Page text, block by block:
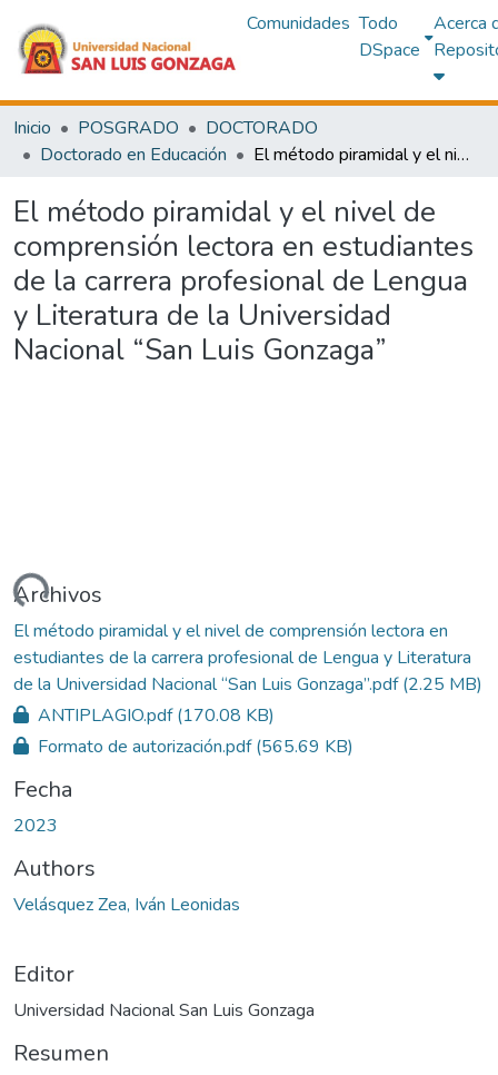
Comunidades Todo
DSpace
Acerca
Inicio POSGRADO
DOCTORADO
Doctorado en Educación
El método piramidal y el nivel de comprensión lectora en estudiantes de la carrera profesional de Lengua y Literatura de la Universidad Nacional “San Luis Gonzaga”
El método piramidal y el nivel de
comprensión lectora en estudiantes
de la carrera profesional de Lengua
y Literatura de la Universidad
Nacional “San Luis Gonzaga”
Archivos
El método piramidal y el nivel de comprensión lectora en
estudiantes de la carrera profesional de Lengua y Literatura
de la Universidad Nacional “San Luis Gonzaga”.pdf(2.25 MB)
ANTIPLAGIO.pdf(170.08 KB)
Formato de autorización.pdf(565.69 KB)
Fecha
2023
Authors
Velásquez Zea, Iván Leonidas
Editor
Universidad Nacional San Luis Gonzaga
Resumen